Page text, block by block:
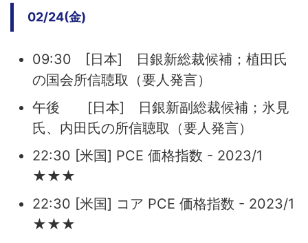
02/24(金)
09:30 [日本] 日銀新総裁候補；植田氏
の国会所信聴取（要人発言）
午後 [日本] 日銀新副総裁候補；氷見
氏、内田氏の所信聴取（要人発言）
22:30 [米国] PCE 価格指数 - 2023/1
★★★
22:30 [米国] コア PCE 価格指数 - 2023/1
★★★